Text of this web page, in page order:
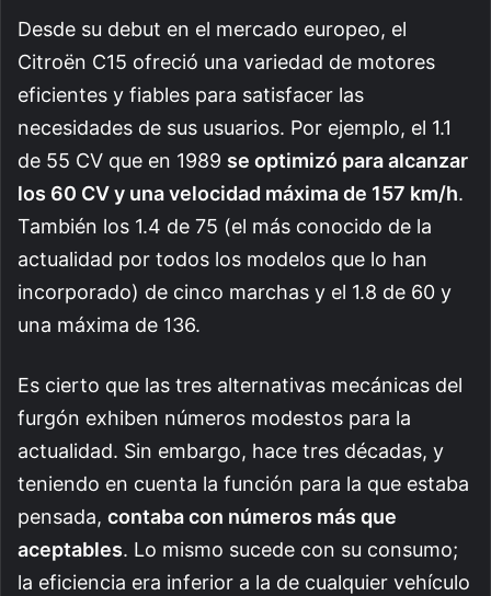
Desde su debut en el mercado europeo, el
Citroën C15 ofreció una variedad de motores
eficientes y fiables para satisfacer las
necesidades de sus usuarios. Por ejemplo, el 1.1
de 55 CV que en 1989 se optimizó para alcanzar
los 60 CV y una velocidad máxima de 157 km/h.
También los 1.4 de 75 (el más conocido de la
actualidad por todos los modelos que lo han
incorporado) de cinco marchas y el 1.8 de 60 y
una máxima de 136.
Es cierto que las tres alternativas mecánicas del
furgón exhiben números modestos para la
actualidad. Sin embargo, hace tres décadas, y
teniendo en cuenta la función para la que estaba
pensada, contaba con números más que
aceptables. Lo mismo sucede con su consumo;
la eficiencia era inferior a la de cualquier vehículo